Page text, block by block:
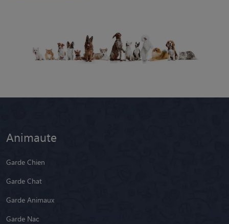
Animaute
Garde Chien
Garde Chat
Garde Animaux
Garde Nac